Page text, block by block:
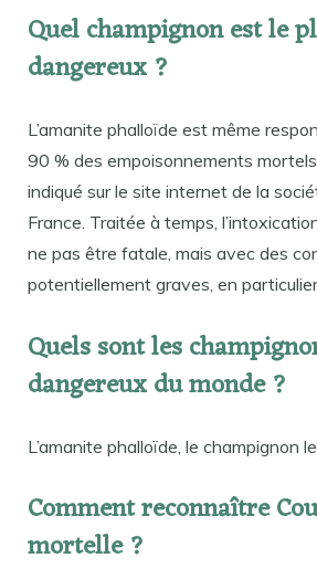
Quel champignon est le
dangereux ?
L’amanite phalloïde est même
90 % des empoisonnements
indiqué sur le site internet de la
France. Traitée à temps,
ne pas être fatale, mais avec des
potentiellement graves, en
Quels sont les
dangereux du monde ?
L’amanite phalloïde, le champignon
Comment reconnaître
mortelle ?